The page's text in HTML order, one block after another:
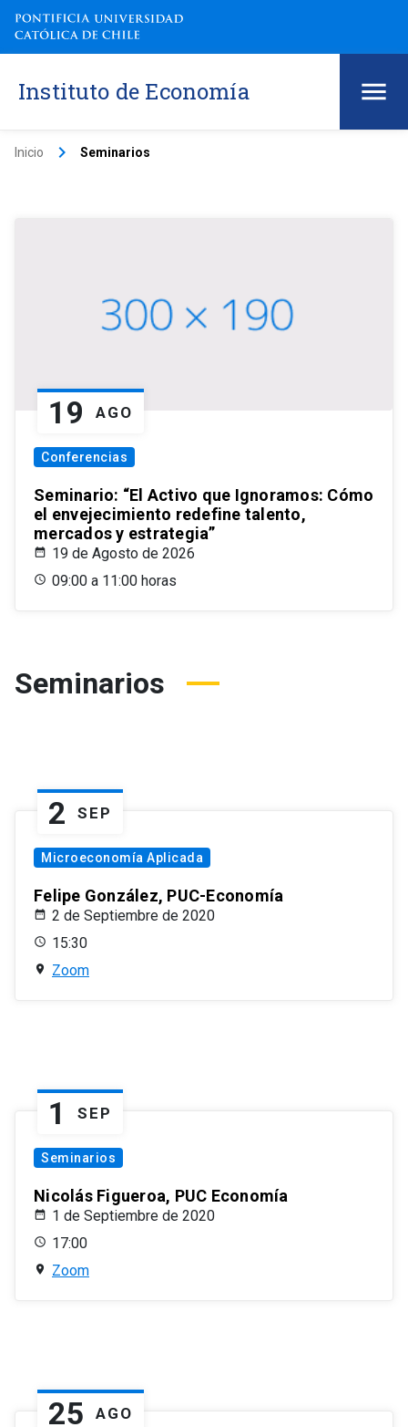
Instituto de Economía
Inicio keyboard_arrow_right Seminarios
19 AGO
Conferencias
Seminario: “El Activo que Ignoramos: Cómo
el envejecimiento redefine talento,
mercados y estrategia”
19 de Agosto de 2026
09:00 a 11:00 horas
Seminarios
2 SEP
Microeconomía Aplicada
Felipe González, PUC-Economía
2 de Septiembre de 2020
15:30
Zoom
1 SEP
Seminarios
Nicolás Figueroa, PUC Economía
1 de Septiembre de 2020
17:00
Zoom
25 AGO